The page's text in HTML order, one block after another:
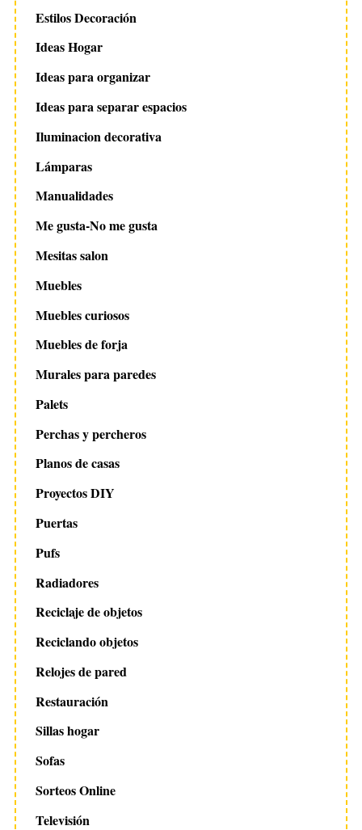
Estilos Decoración
Ideas Hogar
Ideas para organizar
Ideas para separar espacios
Iluminacion decorativa
Lámparas
Manualidades
Me gusta-No me gusta
Mesitas salon
Muebles
Muebles curiosos
Muebles de forja
Murales para paredes
Palets
Perchas y percheros
Planos de casas
Proyectos DIY
Puertas
Pufs
Radiadores
Reciclaje de objetos
Reciclando objetos
Relojes de pared
Restauración
Sillas hogar
Sofas
Sorteos Online
Televisión